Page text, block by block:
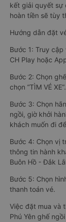
kết giải quyết sự
hoàn tiền sẽ tùy
Hướng dẫn đặt
Bước 1: Truy
CH Play hoặc
Bước 2: Chọn
chọn “TÌM VÉ XE”.
Bước 3: Chọn
ngồi, giờ khởi
khách muốn đi
Bước 4: Chọn vị
thông tin hành
Buôn Hồ - Đắk
Bước 5: Chọn
thanh toán vé.
Việc đặt mua và
Phú Yên ghế